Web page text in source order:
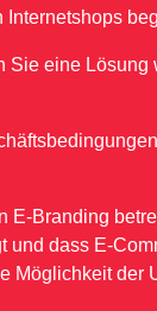
Sie eine
E-Branding
dass E-
Möglichkeit der